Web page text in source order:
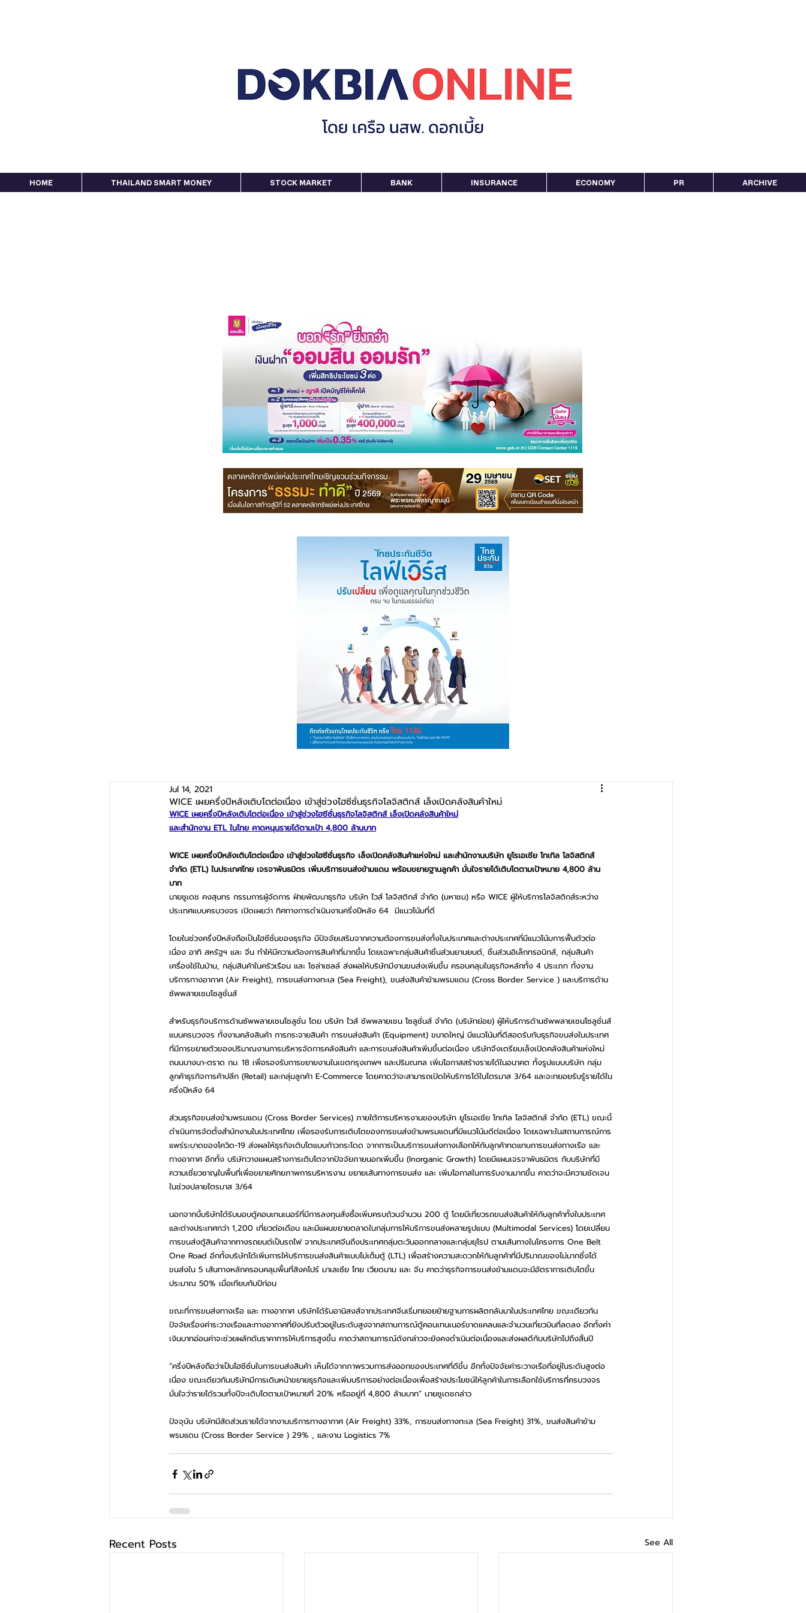
HOME THAILAND SMART MONEY STOCK MARKET BANK INSURANCE ECONOMY PR ARCHIVE
WICE เผยครึ่งปีหลังเติบโตต่อเนื่อง เข้าสู่ช่วงไฮซีซั่นธุรกิจโลจิสติกส์ เล็งเปิดคลังสินค้าใหม่
Jul 14, 2021
WICE เผยครึ่งปีหลังเติบโตต่อเนื่อง เข้าสู่ช่วงไฮซีซั่นธุรกิจโลจิสติกส์ เล็งเปิดคลังสินค้าใหม่
และสำนักงาน ETL ในไทย คาดหนุนรายได้ตามเป้า 4,800 ล้านบาท
WICE เผยครึ่งปีหลังเติบโตต่อเนื่อง เข้าสู่ช่วงไฮซีซั่นธุรกิจ เล็งเปิดคลังสินค้าแห่งใหม่ และสำนักงานบริษัท ยูโรเอเชีย โทเทิล โลจิสติกส์
จำกัด (ETL) ในประเทศไทย เจรจาพันธมิตร เพิ่มบริการขนส่งข้ามแดน พร้อมขยายฐานลูกค้า มั่นใจรายได้เติบโตตามเป้าหมาย 4,800 ล้าน
บาท
นายชูเดช คงสุนทร กรรมการผู้จัดการ ฝ่ายพัฒนาธุรกิจ บริษัท ไวส์ โลจิสติกส์ จำกัด (มหาชน) หรือ WICE ผู้ให้บริการโลจิสติกส์ระหว่าง
ประเทศแบบครบวงจร เปิดเผยว่า ทิศทางการดำเนินงานครึ่งปีหลัง 64  มีแนวโน้มที่ดี
โดยในช่วงครึ่งปีหลังถือเป็นไฮซีซั่นของธุรกิจ มีปัจจัยเสริมจากความต้องการขนส่งทั้งในประเทศและต่างประเทศที่มีแนวโน้มการฟื้นตัวต่อ
เนื่อง อาทิ สหรัฐฯ และ จีน ทำให้มีความต้องการสินค้าที่มากขึ้น โดยเฉพาะกลุ่มสินค้าชิ้นส่วนยานยนต์, ชิ้นส่วนอิเล็กทรอนิกส์, กลุ่มสินค้า
เครื่องใช้ในบ้าน, กลุ่มสินค้าในครัวเรือน และ โซล่าเซลล์ ส่งผลให้บริษัทมีงานขนส่งเพิ่มขึ้น ครอบคลุมในธุรกิจหลักทั้ง 4 ประเภท ทั้งงาน
บริการทางอากาศ (Air Freight), การขนส่งทางทะเล (Sea Freight), ขนส่งสินค้าข้ามพรมแดน (Cross Border Service ) และบริการด้าน
ซัพพลายเชนโซลูชั่นส์
สำหรับธุรกิจบริการด้านซัพพลายเชนโซลูชั่น โดย บริษัท ไวส์ ซัพพลายเชน โซลูชั่นส์ จำกัด (บริษัทย่อย) ผู้ให้บริการด้านซัพพลายเชนโซลูชั่นส์
แบบครบวงจร ทั้งงานคลังสินค้า การกระจายสินค้า การขนส่งสินค้า (Equipment) ขนาดใหญ่ มีแนวโน้มที่ดีสอดรับกับธุรกิจขนส่งในประเทศ
ที่มีการขยายตัวของปริมาณงานการบริหารจัดการคลังสินค้า และการขนส่งสินค้าเพิ่มขึ้นต่อเนื่อง บริษัทจึงเตรียมเล็งเปิดคลังสินค้าแห่งใหม่
ถนนบางนา-ตราด กม. 18 เพื่อรองรับการขยายงานในเขตกรุงเทพฯ และปริมณฑล เพิ่มโอกาสสร้างรายได้ในอนาคต ทั้งรูปแบบบริษัท กลุ่ม
ลูกค้าธุรกิจการค้าปลีก (Retail) และกลุ่มลูกค้า E-Commerce โดยคาดว่าจะสามารถเปิดให้บริการได้ในไตรมาส 3/64 และจะทยอยรับรู้รายได้ใน
ครึ่งปีหลัง 64
ส่วนธุรกิจขนส่งข้ามพรมแดน (Cross Border Services) ภายใต้การบริหารงานของบริษัท ยูโรเอเชีย โทเทิล โลจิสติกส์ จำกัด (ETL) ขณะนี้
ดำเนินการจัดตั้งสำนักงานในประเทศไทย เพื่อรองรับการเติบโตของการขนส่งข้ามพรมแดนที่มีแนวโน้มดีต่อเนื่อง โดยเฉพาะในสถานการณ์การ
แพร่ระบาดของโควิด-19 ส่งผลให้ธุรกิจเติบโตแบบก้าวกระโดด จากการเป็นบริการขนส่งทางเลือกให้กับลูกค้าทดแทนการขนส่งทางเรือ และ
ทางอากาศ อีกทั้ง บริษัทวางแผนสร้างการเติบโตจากปัจจัยภายนอกเพิ่มขึ้น (Inorganic Growth) โดยมีแผนเจรจาพันธมิตร กับบริษัทที่มี
ความเชี่ยวชาญในพื้นที่เพื่อขยายศักยภาพการบริหารงาน ขยายเส้นทางการขนส่ง และ เพิ่มโอกาสในการรับงานมากขึ้น คาดว่าจะมีความชัดเจน
ในช่วงปลายไตรมาส 3/64
นอกจากนี้บริษัทได้รับมอบตู้คอนเทนเนอร์ที่มีการลงทุนสั่งซื้อเพิ่มครบถ้วนจำนวน 200 ตู้ โดยมีเที่ยวรถขนส่งสินค้าให้กับลูกค้าทั้งในประเทศ
และต่างประเทศกว่า 1,200 เที่ยวต่อเดือน และมีแผนขยายตลาดในกลุ่มการให้บริการขนส่งหลายรูปแบบ (Multimodal Services) โดยเปลี่ยน
การขนส่งตู้สินค้าจากทางรถยนต์เป็นรถไฟ จากประเทศจีนถึงประเทศกลุ่มตะวันออกกลางและกลุ่มยุโรป ตามเส้นทางในโครงการ One Belt
One Road อีกทั้งบริษัทได้เพิ่มการให้บริการขนส่งสินค้าแบบไม่เต็มตู้ (LTL) เพื่อสร้างความสะดวกให้กับลูกค้าที่มีปริมาณของไม่มากซึ่งได้
ขนส่งใน 5 เส้นทางหลักครอบคลุมพื้นที่สิงคโปร์ มาเลเซีย ไทย เวียดนาม และ จีน คาดว่าธุรกิจการขนส่งข้ามแดนจะมีอัตราการเติบโตขึ้น
ประมาณ 50% เมื่อเทียบกับปีก่อน
ขณะที่การขนส่งทางเรือ และ ทางอากาศ บริษัทได้รับอานิสงส์จากประเทศจีนเริ่มทยอยย้ายฐานการผลิตกลับมาในประเทศไทย ขณะเดียวกัน
ปัจจัยเรื่องค่าระวางเรือและทางอากาศที่ยังปรับตัวอยู่ในระดับสูงจากสถานการณ์ตู้คอนเทนเนอร์ขาดแคลนและจำนวนเที่ยวบินที่ลดลง อีกทั้งค่า
เงินบาทอ่อนค่าจะช่วยผลักดันราคาการให้บริการสูงขึ้น คาดว่าสถานการณ์ดังกล่าวจะยังคงดำเนินต่อเนื่องและส่งผลดีกับบริษัทไปถึงสิ้นปี
“ครึ่งปีหลังถือว่าเป็นไฮซีซั่นในการขนส่งสินค้า เห็นได้จากภาพรวมการส่งออกของประเทศที่ดีขึ้น อีกทั้งปัจจัยค่าระวางเรือที่อยู่ในระดับสูงต่อ
เนื่อง ขณะเดียวกันบริษัทมีการเดินหน้าขยายธุรกิจและเพิ่มบริการอย่างต่อเนื่องเพื่อสร้างประโยชน์ให้ลูกค้าในการเลือกใช้บริการที่ครบวงจร
มั่นใจว่ารายได้รวมทั้งปีจะเติบโตตามเป้าหมายที่ 20% หรืออยู่ที่ 4,800 ล้านบาท” นายชูเดชกล่าว
ปัจจุบัน บริษัทมีสัดส่วนรายได้จากงานบริการทางอากาศ (Air Freight) 33%, การขนส่งทางทะเล (Sea Freight) 31%, ขนส่งสินค้าข้าม
พรมแดน (Cross Border Service ) 29% , และงาน Logistics 7%
Recent Posts See All